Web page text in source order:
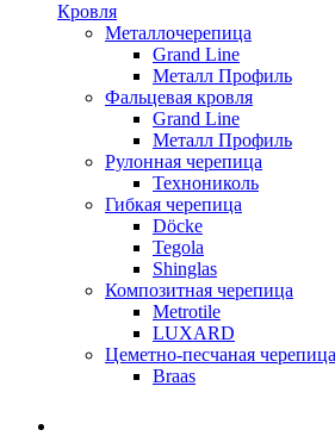
Кровля
Металлочерепица
Grand Line
Металл Профиль
Фальцевая кровля
Grand Line
Металл Профиль
Рулонная черепица
Технониколь
Гибкая черепица
Döсkе
Tegola
Shinglas
Композитная черепица
Metrotile
LUXARD
Цеметно-песчаная черепица
Braas